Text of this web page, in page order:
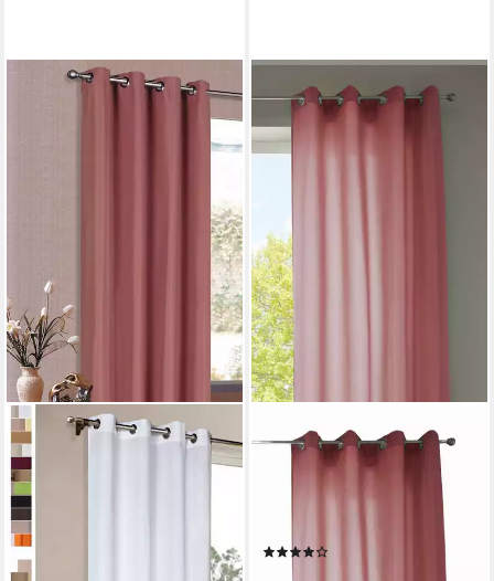
GARDINENBOX
Vorhang (1 St), Ösen,
blickdicht, Microsatin,
blickdicht, Microfaser Schal
20405N